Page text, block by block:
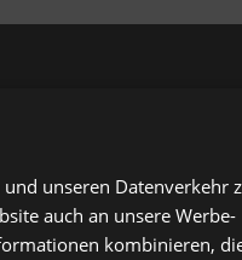
unseren Datenverkehr
auch an unsere Werbe-
kombinieren,